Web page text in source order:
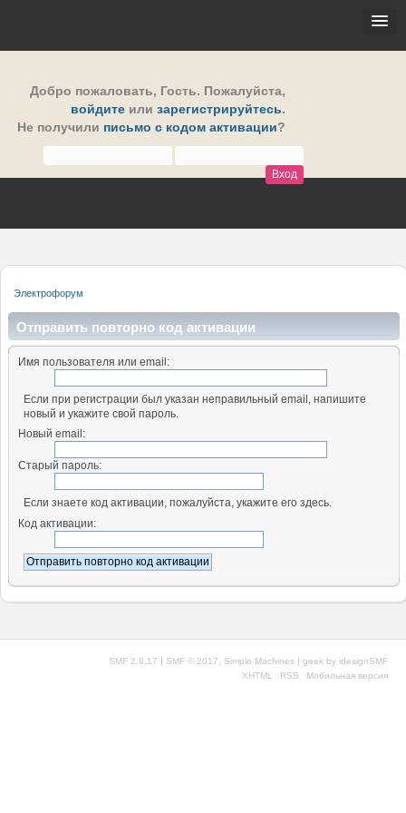
Добро пожаловать, Гость. Пожалуйста,
войдите или зарегистрируйтесь.
Не получили письмо с кодом активации?
Электрофорум
Отправить повторно код активации
Имя пользователя или email:
Если при регистрации был указан неправильный email, напишите
новый и укажите свой пароль.
Новый email:
Старый пароль:
Если знаете код активации, пожалуйста, укажите его здесь.
Код активации:
SMF 2.0.17 | SMF © 2017 Simple Machines | geek by idesignSMF
XHTML
RSS Мобильная версия